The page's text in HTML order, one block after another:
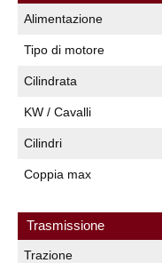
Alimentazione
Tipo di motore
Cilindrata
KW / Cavalli
Cilindri
Coppia max
Trasmissione
Trazione